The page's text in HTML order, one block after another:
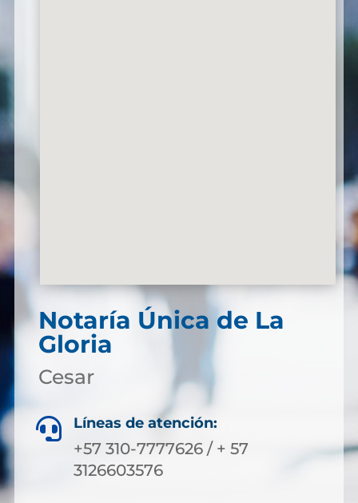
Notaría Única de La
Gloria
Cesar
 Líneas de atención:
+57 310-7777626 / + 57
3126603576